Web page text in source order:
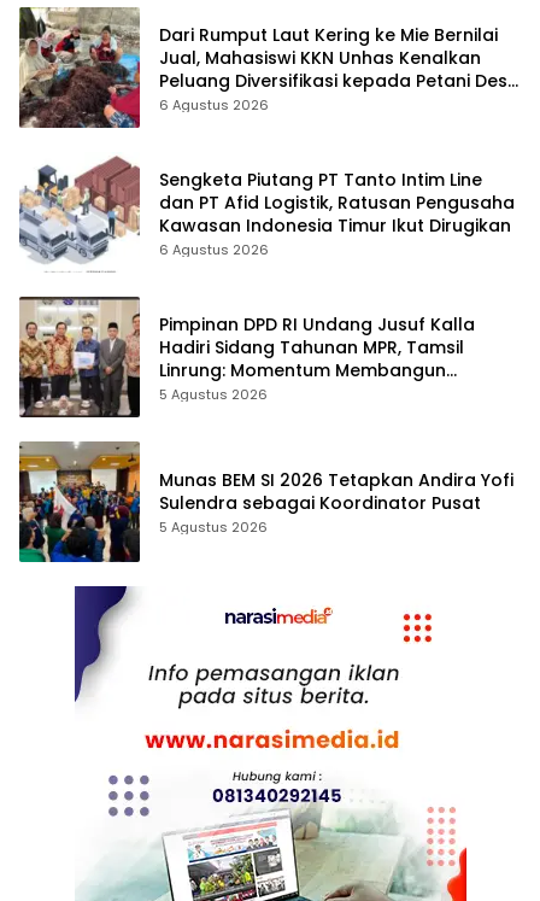
Dari Rumput Laut Kering ke Mie Bernilai
Jual, Mahasiswi KKN Unhas Kenalkan
Peluang Diversifikasi kepada Petani Desa
Baruga
6 Agustus 2026
Sengketa Piutang PT Tanto Intim Line
dan PT Afid Logistik, Ratusan Pengusaha
Kawasan Indonesia Timur Ikut Dirugikan
6 Agustus 2026
Pimpinan DPD RI Undang Jusuf Kalla
Hadiri Sidang Tahunan MPR, Tamsil
Linrung: Momentum Membangun
Solidaritas Kepemimpinan Bangsa
5 Agustus 2026
Munas BEM SI 2026 Tetapkan Andira Yofi
Sulendra sebagai Koordinator Pusat
5 Agustus 2026